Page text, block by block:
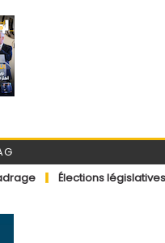
législatives 2026 :